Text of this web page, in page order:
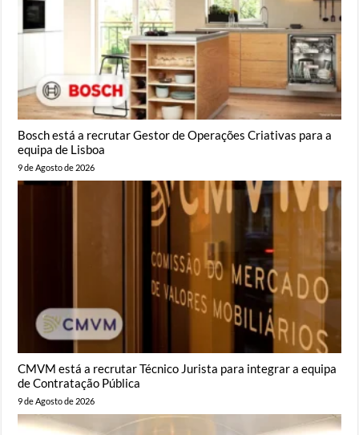
Bosch está a recrutar Gestor de Operações Criativas para a
equipa de Lisboa
9 de Agosto de 2026
CMVM está a recrutar Técnico Jurista para integrar a equipa
de Contratação Pública
9 de Agosto de 2026